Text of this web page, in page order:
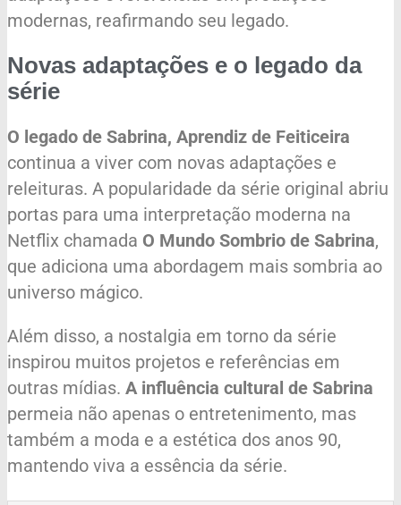
modernas, reafirmando seu legado.
Novas adaptações e o legado da
série
O legado de Sabrina, Aprendiz de Feiticeira
continua a viver com novas adaptações e
releituras. A popularidade da série original abriu
portas para uma interpretação moderna na
Netflix chamada O Mundo Sombrio de Sabrina,
que adiciona uma abordagem mais sombria ao
universo mágico.
Além disso, a nostalgia em torno da série
inspirou muitos projetos e referências em
outras mídias. A influência cultural de Sabrina
permeia não apenas o entretenimento, mas
também a moda e a estética dos anos 90,
mantendo viva a essência da série.